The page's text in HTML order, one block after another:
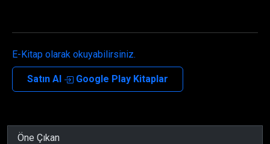
E-Kitap olarak okuyabilirsiniz.
Satın Al Google Play Kitaplar
Öne Çıkan